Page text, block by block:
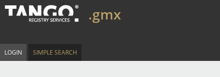
.gmx
LOGIN SIMPLE SEARCH